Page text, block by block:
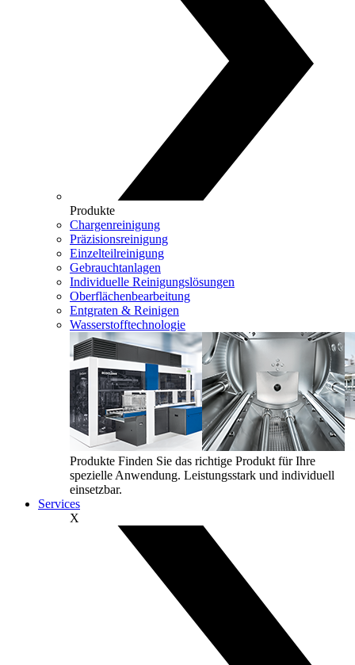
Produkte
Chargenreinigung
Präzisionsreinigung
Einzelteilreinigung
Gebrauchtanlagen
Individuelle Reinigungslösungen
Oberflächenbearbeitung
Entgraten & Reinigen
Wasserstofftechnologie
Produkte Finden Sie das richtige Produkt für Ihre
spezielle Anwendung. Leistungsstark und individuell
einsetzbar.
Services
X